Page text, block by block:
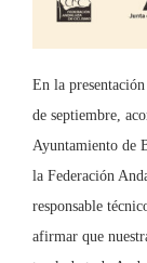
En la
de septiembre,
Ayuntamiento de
la Federación
responsable
afirmar que